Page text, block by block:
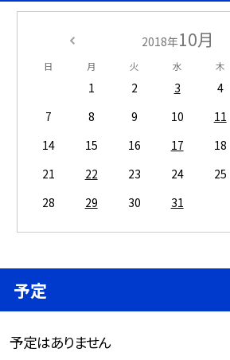
2018年10月
日 月 火 水 木
1 2 3 4
7
8 9 10 11
14
15 16 17 18
21
22 23 24 25
28
29 30 31
予定
予定はありません